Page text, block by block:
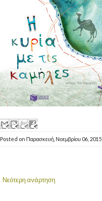
Posted on Παρασκευή, Νοεμβρίου 06, 2015
Νεότερη ανάρτηση